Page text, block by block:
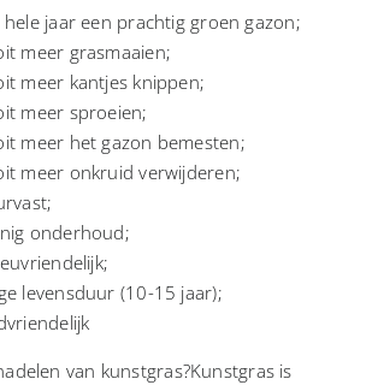
hele jaar een prachtig groen gazon;
meer grasmaaien;
meer kantjes knippen;
meer sproeien;
meer het gazon bemesten;
meer onkruid verwijderen;
onderhoud;
levensduur (10-15 jaar);
van kunstgras?Kunstgras is